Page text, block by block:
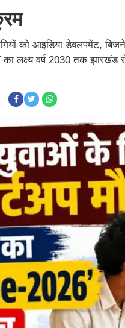
को आइडिया डेवलपमेंट,
का लक्ष्य वर्ष 2030 तक झारखंड